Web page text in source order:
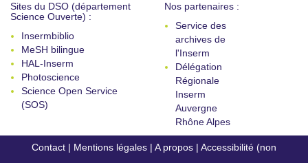
Sites du DSO (département
Science Ouverte) :
Insermbiblio
MeSH bilingue
HAL-Inserm
Photoscience
Science Open Service
(SOS)
Nos partenaires :
Service des
archives de
l'Inserm
Délégation
Régionale
Inserm
Auvergne
Rhône Alpes
Contact | Mentions légales | A propos | Accessibilité (non